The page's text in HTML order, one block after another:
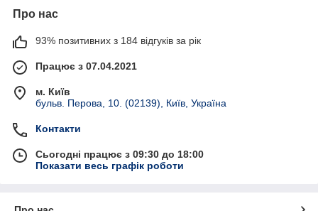
Про нас
93% позитивних з 184 відгуків за рік
Працює з 07.04.2021
м. Київ
бульв. Перова, 10. (02139), Київ, Україна
Контакти
Сьогодні працює з 09:30 до 18:00
Показати весь графік роботи